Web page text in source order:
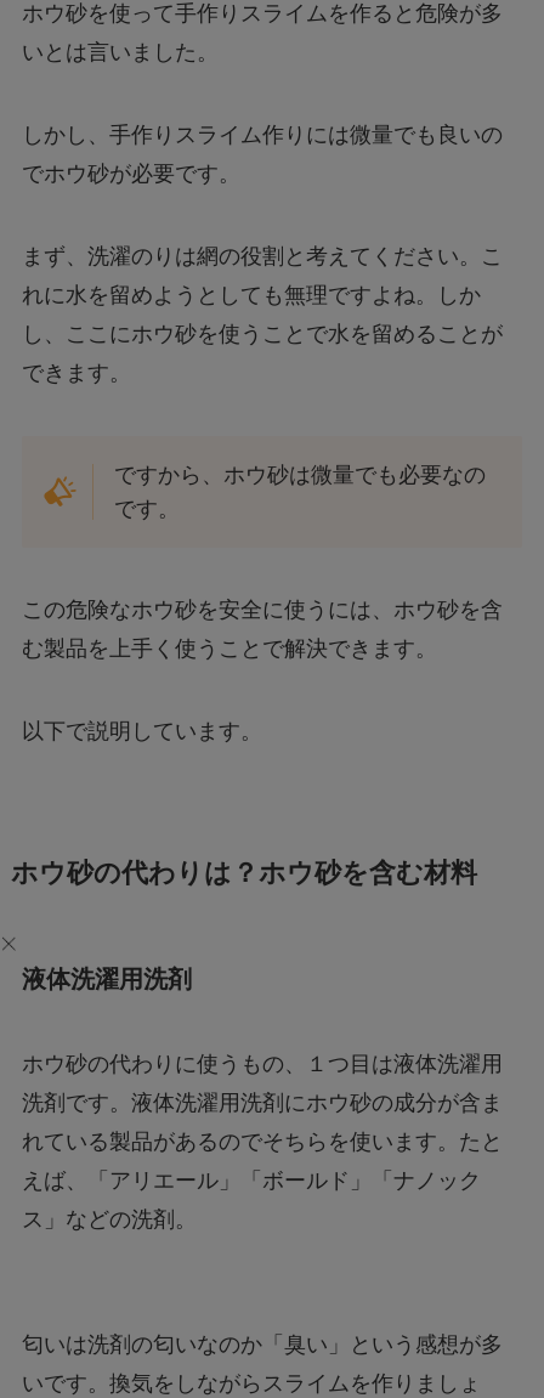
ホウ砂を使って手作りスライムを作ると危険が多
いとは言いました。
しかし、手作りスライム作りには微量でも良いの
でホウ砂が必要です。
まず、洗濯のりは網の役割と考えてください。こ
れに水を留めようとしても無理ですよね。しか
し、ここにホウ砂を使うことで水を留めることが
できます。
ですから、ホウ砂は微量でも必要なの
です。
この危険なホウ砂を安全に使うには、ホウ砂を含
む製品を上手く使うことで解決できます。
以下で説明しています。
ホウ砂の代わりは？ホウ砂を含む材料
液体洗濯用洗剤
ホウ砂の代わりに使うもの、１つ目は液体洗濯用
洗剤です。液体洗濯用洗剤にホウ砂の成分が含ま
れている製品があるのでそちらを使います。たと
えば、「アリエール」「ボールド」「ナノック
ス」などの洗剤。
匂いは洗剤の匂いなのか「臭い」という感想が多
いです。換気をしながらスライムを作りましょ